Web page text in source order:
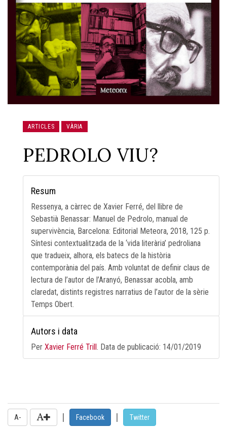
ARTICLES VÀRIA
PEDROLO VIU?
Resum
Ressenya, a càrrec de Xavier Ferré, del llibre de
Sebastià Benassar: Manuel de Pedrolo, manual de
supervivència, Barcelona: Editorial Meteora, 2018, 125 p.
Síntesi contextualitzada de la ‘vida literària’ pedroliana
que tradueix, alhora, els batecs de la història
contemporània del país. Amb voluntat de definir claus de
lectura de l’autor de l’Aranyó, Benassar acobla, amb
claredat, distints registres narratius de l’autor de la sèrie
Temps Obert.
Autors i data
Per Xavier Ferré Trill. Data de publicació: 14/01/2019
A- | Facebook | Twitter